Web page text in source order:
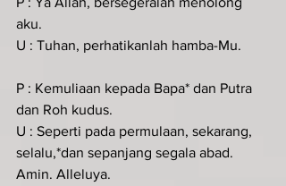
aku.
U : Tuhan, perhatikanlah hamba-Mu.
P : Kemuliaan kepada Bapa* dan Putra
dan Roh kudus.
U : Seperti pada permulaan, sekarang,
selalu,*dan sepanjang segala abad.
Amin. Alleluya.